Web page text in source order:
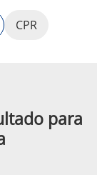
CPR
para